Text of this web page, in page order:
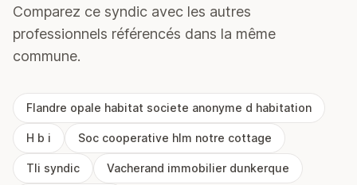
Comparez ce syndic avec les autres
professionnels référencés dans la même
commune.
Flandre opale habitat societe anonyme d habitation
H b i Soc cooperative hlm notre cottage
Tli syndic Vacherand immobilier dunkerque